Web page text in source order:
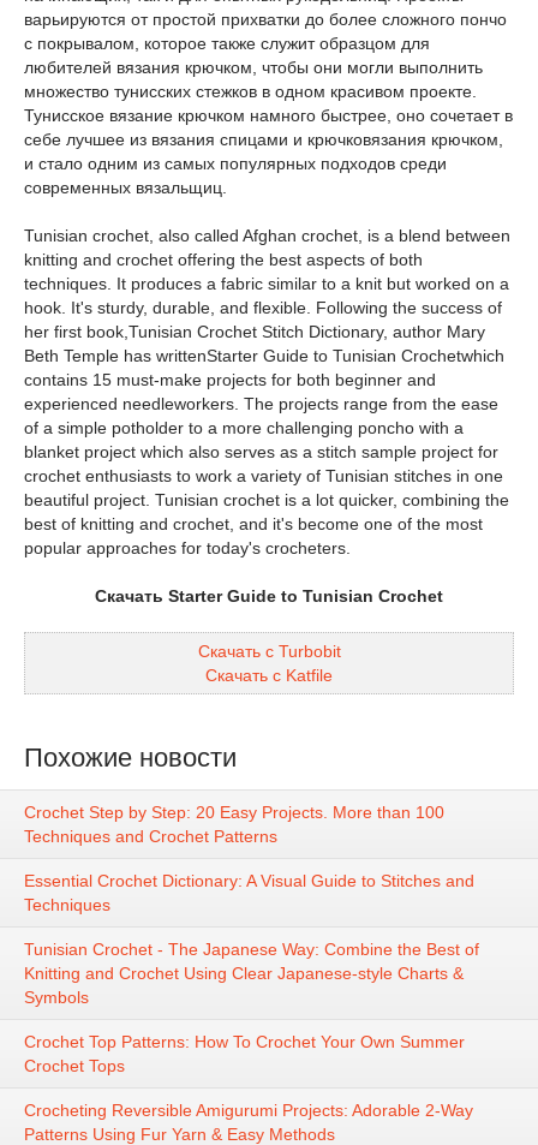
варьируются от простой прихватки до более сложного пончо
с покрывалом, которое также служит образцом для
любителей вязания крючком, чтобы они могли выполнить
множество тунисских стежков в одном красивом проекте.
Тунисское вязание крючком намного быстрее, оно сочетает в
себе лучшее из вязания спицами и крючковязания крючком,
и стало одним из самых популярных подходов среди
современных вязальщиц.
Tunisian crochet, also called Afghan crochet, is a blend between
knitting and crochet offering the best aspects of both
techniques. It produces a fabric similar to a knit but worked on a
hook. It's sturdy, durable, and flexible. Following the success of
her first book,Tunisian Crochet Stitch Dictionary, author Mary
Beth Temple has writtenStarter Guide to Tunisian Crochetwhich
contains 15 must-make projects for both beginner and
experienced needleworkers. The projects range from the ease
of a simple potholder to a more challenging poncho with a
blanket project which also serves as a stitch sample project for
crochet enthusiasts to work a variety of Tunisian stitches in one
beautiful project. Tunisian crochet is a lot quicker, combining the
best of knitting and crochet, and it's become one of the most
popular approaches for today's crocheters.
Скачать Starter Guide to Tunisian Crochet
Скачать с Turbobit
Скачать с Katfile
Похожие новости
Crochet Step by Step: 20 Easy Projects. More than 100
Techniques and Crochet Patterns
Essential Crochet Dictionary: A Visual Guide to Stitches and
Techniques
Tunisian Crochet - The Japanese Way: Combine the Best of
Knitting and Crochet Using Clear Japanese-style Charts &
Symbols
Crochet Top Patterns: How To Crochet Your Own Summer
Crochet Tops
Crocheting Reversible Amigurumi Projects: Adorable 2-Way
Patterns Using Fur Yarn & Easy Methods